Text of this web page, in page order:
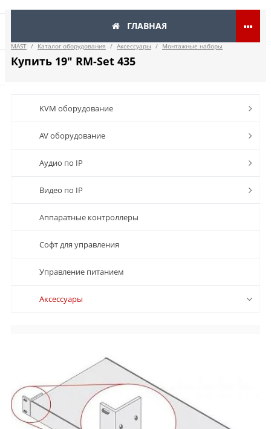
ГЛАВНАЯ
MAST / Каталог оборудования / Аксессуары / Монтажные наборы
Купить 19" RM-Set 435
KVM оборудование
AV оборудование
Аудио по IP
Видео по IP
Аппаратные контроллеры
Софт для управления
Управление питанием
Аксессуары